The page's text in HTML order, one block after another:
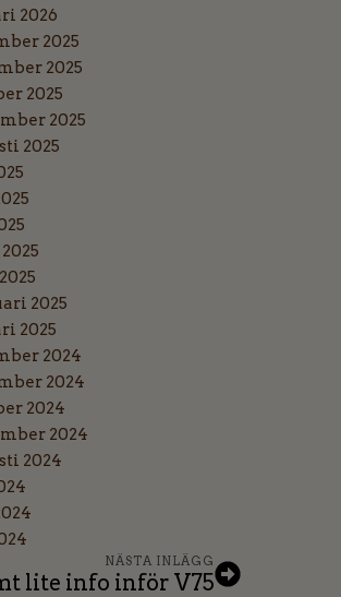
2026
2025
2025
2025
2025
2025
2025
2025
2024
2024
2024
2024
2024
NÄSTA INLÄGG
lite info inför V75